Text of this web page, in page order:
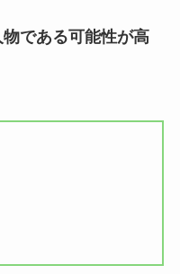
物である可能性が高